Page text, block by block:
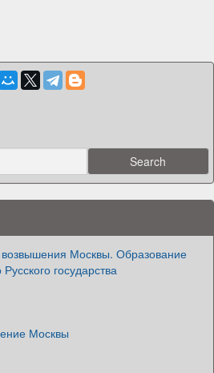
Москвы. Образование
государства
Москвы